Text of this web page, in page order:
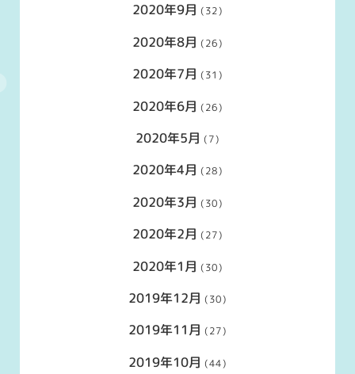
2020年9月 (32)
2020年8月 (26)
2020年7月 (31)
2020年6月 (26)
2020年5月 (7)
2020年4月 (28)
2020年3月 (30)
2020年2月 (27)
2020年1月 (30)
2019年12月 (30)
2019年11月 (27)
2019年10月 (44)